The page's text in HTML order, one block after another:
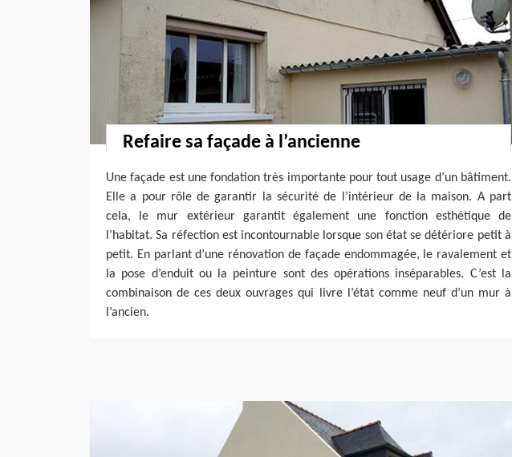
Refaire sa façade à l’ancienne
Une façade est une fondation très importante pour tout usage d’un bâtiment.
Elle a pour rôle de garantir la sécurité de l’intérieur de la maison. A part
cela, le mur extérieur garantit également une fonction esthétique de
l’habitat. Sa réfection est incontournable lorsque son état se détériore petit à
petit. En parlant d’une rénovation de façade endommagée, le ravalement et
la pose d’enduit ou la peinture sont des opérations inséparables. C’est la
combinaison de ces deux ouvrages qui livre l’état comme neuf d’un mur à
l’ancien.